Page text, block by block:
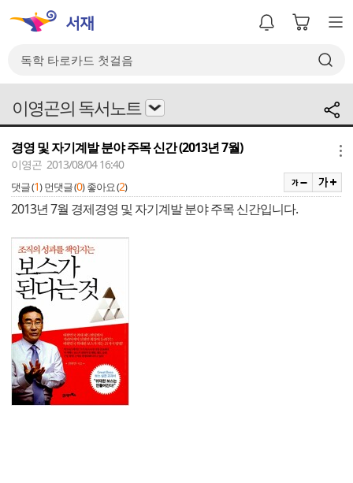
이영곤의 독서노트
경영 및 자기계발 분야 주목 신간 (2013년 7월)
이영곤 2013/08/04 16:40
댓글 (1) 먼댓글 (0) 좋아요 (2)
2013년 7월 경제경영 및 자기계발 분야 주목 신간입니다.